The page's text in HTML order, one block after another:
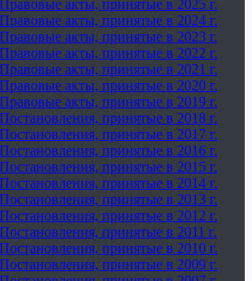
Правовые акты, принятые в 2025 г.
Правовые акты, принятые в 2024 г.
Правовые акты, принятые в 2023 г.
Правовые акты, принятые в 2022 г.
Правовые акты, принятые в 2021 г.
Правовые акты, принятые в 2020 г.
Правовые акты, принятые в 2019 г.
Постановления, принятые в 2018 г.
Постановления, принятые в 2017 г.
Постановления, принятые в 2016 г.
Постановления, принятые в 2015 г.
Постановления, принятые в 2014 г.
Постановления, принятые в 2013 г.
Постановления, принятые в 2012 г.
Постановления, принятые в 2011 г.
Постановления, принятые в 2010 г.
Постановления, принятые в 2009 г.